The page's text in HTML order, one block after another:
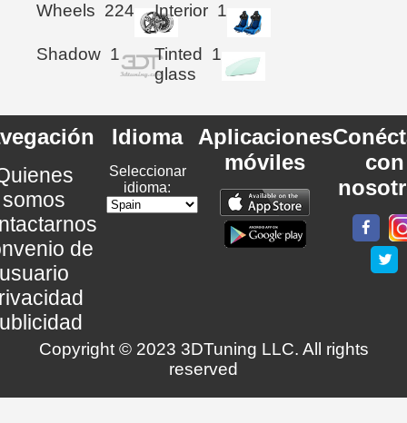
Wheels 224 Interior 1
Shadow 1
Tinted
glass
1
somos
de
Idioma
Seleccionar
idioma:
Aplicaciones
móviles
con
Copyright © 2023 3DTuning LLC. All rights
reserved